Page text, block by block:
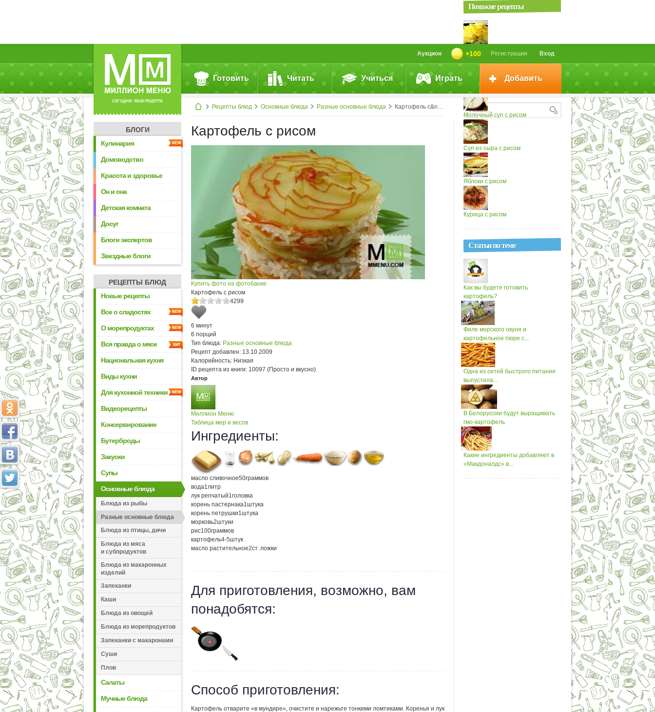
СЕГОДНЯ: 39142 РЕЦЕПТА
Вход
Регистрация
+100
Аукцион
Готовить Читать Учиться Играть Добавить
Рецепты блюд Основные блюда Разные основные блюда Картофель с&nbsp;рисом
БЛОГИ
Кулинария
Домоводство
Красота и здоровье
Он и она
Детская комната
Досуг
Блоги экспертов
Звездные блоги
РЕЦЕПТЫ БЛЮД
Новые рецепты
Все о сладостях
О морепродуктах
Вся правда о мясе
Национальная кухня
Виды кухни
Для кухонной техники
Видеорецепты
Консервирование
Бутерброды
Закуски
Супы
Основные блюда
Блюда из рыбы
Разные основные блюда
Блюда из птицы, дичи
Блюда из мяса
и субпродуктов
Блюда из макаронных
изделий
Запеканки
Каши
Блюда из овощей
Блюда из морепродуктов
Запеканки с макаронами
Суши
Плов
Салаты
Мучные блюда
Картофель с рисом
Купить фото на фотобанке
Картофель с рисом
4299
6 минут
6 порций
Тип блюда: Разные основные блюда
Рецепт добавлен: 13.10.2009
Калорийность: Низкая
ID рецепта из книги: 10097 (Просто и вкусно)
Автор
Миллион Меню
Таблица мер и весов
Ингредиенты:
масло сливочное50граммов
вода1 литр
лук репчатый1 головка
корень пастернака1 штука
корень петрушки1 штука
морковь2штуки
рис100граммов
картофель4-5штук
масло растительное2ст. ложки
Для приготовления, возможно, вам
понадобятся:
Способ приготовления:
Картофель отварите «в мундире», очистите и нарежьте тонкими ломтиками. Коренья и лук
Похожие рецепты
Суп с рисом
Молочный суп с рисом
Суп из сыра с рисом
Яблоки с рисом
Курица с рисом
Статьи по теме
Как вы будете готовить
картофель?
Филе морского окуня и
картофельное пюре с...
Одна из сетей быстрого питания
выпустила...
В Белоруссии будут выращивать
гмо-картофель
Какие ингредиенты добавляют в
«Макдоналдс» в...